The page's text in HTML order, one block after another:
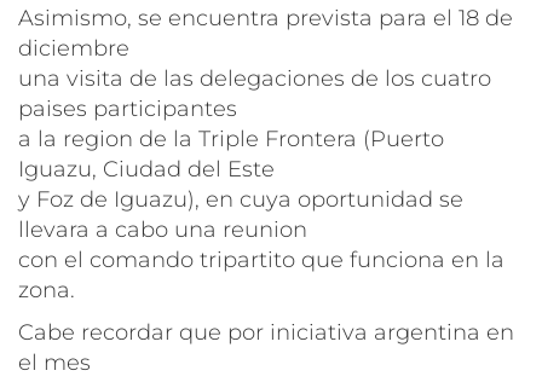
Asimismo, se encuentra prevista para el 18 de
diciembre
una visita de las delegaciones de los cuatro
paises participantes
a la region de la Triple Frontera (Puerto
Iguazu, Ciudad del Este
y Foz de Iguazu), en cuya oportunidad se
llevara a cabo una reunion
con el comando tripartito que funciona en la
zona.
Cabe recordar que por iniciativa argentina en
el mes